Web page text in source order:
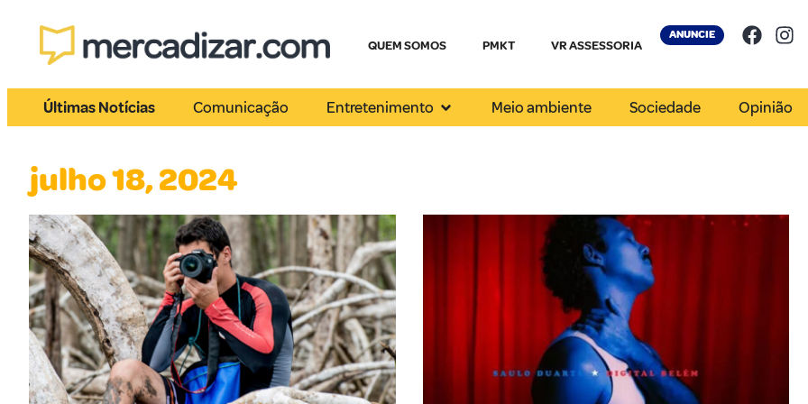
QUEM SOMOS PMKT VR ASSESSORIA
ANUNCIE
Últimas Notícias Comunicação Entretenimento Meio ambiente Sociedade Opinião
julho 18, 2024